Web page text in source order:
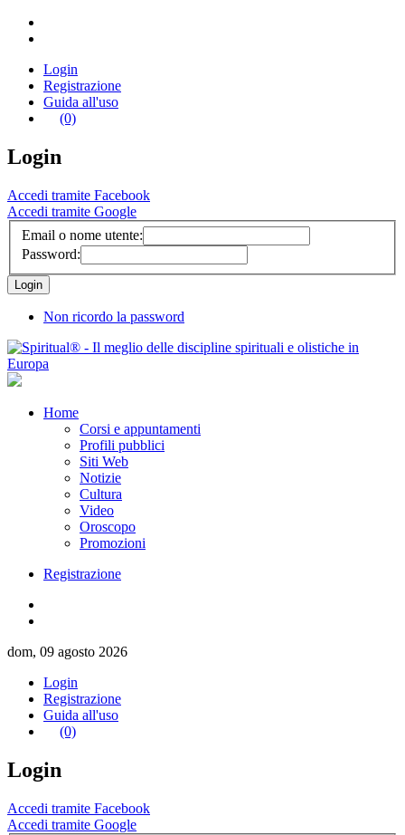
Login
Registrazione
Guida all'uso
(0)
Login
Accedi tramite Facebook
Accedi tramite Google
Email o nome utente:
Password:
Non ricordo la password
Home
Corsi e appuntamenti
Profili pubblici
Siti Web
Notizie
Cultura
Video
Oroscopo
Promozioni
Registrazione
dom, 09 agosto 2026
Login
Registrazione
Guida all'uso
(0)
Login
Accedi tramite Facebook
Accedi tramite Google